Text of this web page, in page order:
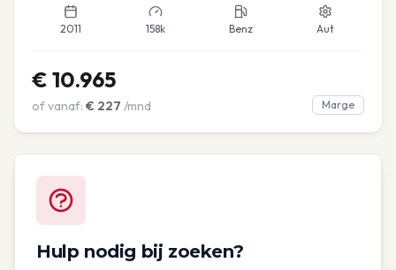
2011 158k Benz Aut
€ 10.965
of vanaf: € 227 /mnd Marge
Hulp nodig bij zoeken?